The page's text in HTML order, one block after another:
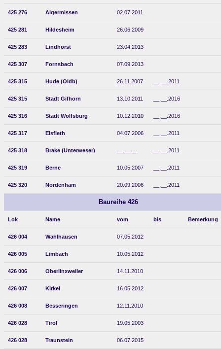
425 276 Algermissen 02.07.2011
425 281 Hildesheim 26.06.2009
425 283 Lindhorst 23.04.2013
425 307 Fornsbach 07.09.2013
425 315 Hude (Oldb) 26.11.2007 __.__.2011
425 315 Stadt Gifhorn 13.10.2011 __.__.2016
425 316 Stadt Wolfsburg 10.12.2010 __.__.2016
425 317 Elsfleth 04.07.2006 __.__.2011
425 318 Brake (Unterweser) __.__.2011
425 319 Berne 10.05.2007 __.__.2011
425 320 Nordenham 20.09.2006 __.__.2011
Baureihe 426
Lok Name vom bis Bemerkung
426 004 Wahlhausen 07.05.2012
426 005 Limbach 10.05.2012
426 006 Oberlinxweiler 14.11.2010
426 007 Kirkel 16.05.2012
426 008 Besseringen 12.11.2010
426 028 Tirol 19.05.2003
426 028 Traunstein 06.07.2015